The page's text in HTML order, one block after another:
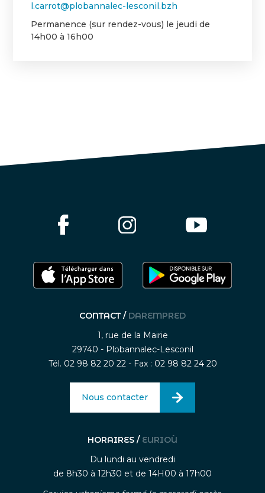
l.carrot@plobannalec-lesconil.bzh
Permanence (sur rendez-vous) le jeudi de
14h00 à 16h00
CONTACT / DAREMPRED
1, rue de la Mairie
29740 - Plobannalec-Lesconil
Tél. 02 98 82 20 22 - Fax : 02 98 82 24 20
Nous contacter
HORAIRES / EURIOÙ
Du lundi au vendredi
de 8h30 à 12h30 et de 14H00 à 17h00